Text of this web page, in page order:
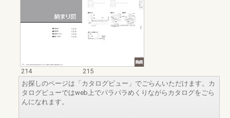
214
215
お探しのページは「カタログビュー」でごらんいただけます。カ
タログビューではweb上でパラパラめくりながらカタログをごら
んになれます。